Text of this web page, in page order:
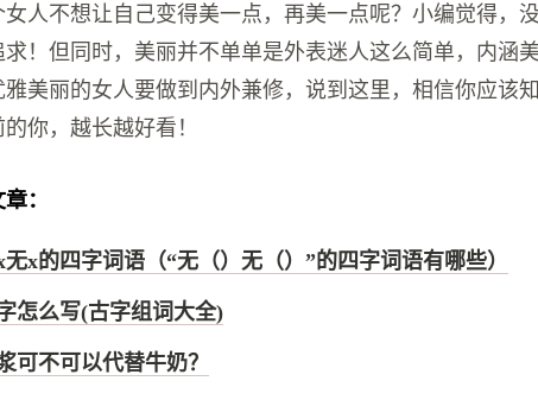
女人不想让自己变得美一点，再美一点呢？小编觉得，
求！但同时，美丽并不单单是外表迷人这么简单，内涵
雅美丽的女人要做到内外兼修，说到这里，相信你应该
你，越长越好看！
：
无x的四字词语（“无（）无（）”的四字词语有哪些）
怎么写(古字组词大全)
可不可以代替牛奶？